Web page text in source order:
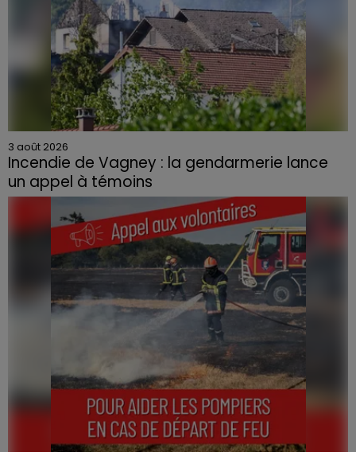
3 août 2026
Incendie de Vagney : la gendarmerie lance
un appel à témoins
Le feu, parti d'une haie avant de se propager au
quartier résidentiel, avait détruit deux habitations et
contraint à l'évacuation d'une centaine de personnes.